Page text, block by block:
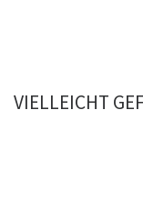
VIELLEICHT